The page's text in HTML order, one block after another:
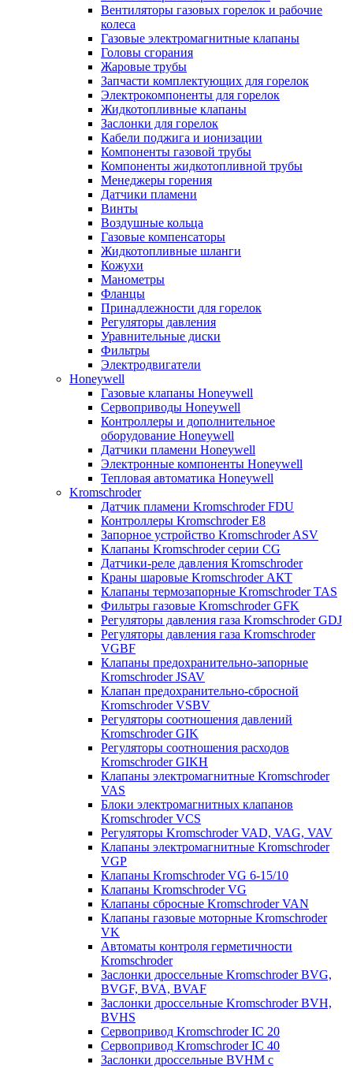
Вентиляторы газовых горелок и рабочие
колеса
Газовые электромагнитные клапаны
Головы сгорания
Жаровые трубы
Запчасти комплектующих для горелок
Электрокомпоненты для горелок
Жидкотопливные клапаны
Заслонки для горелок
Кабели поджига и ионизации
Компоненты газовой трубы
Компоненты жидкотопливной трубы
Менеджеры горения
Датчики пламени
Винты
Воздушные кольца
Газовые компенсаторы
Жидкотопливные шланги
Кожухи
Манометры
Фланцы
Принадлежности для горелок
Регуляторы давления
Уравнительные диски
Фильтры
Электродвигатели
Honeywell
Газовые клапаны Honeywell
Сервоприводы Honeywell
Контроллеры и дополнительное
оборудование Honeywell
Датчики пламени Honeywell
Электронные компоненты Honeywell
Тепловая автоматика Honeywell
Kromschroder
Датчик пламени Kromschroder FDU
Контроллеры Kromschroder E8
Запорное устройство Kromschroder ASV
Клапаны Kromschroder серии CG
Датчики-реле давления Kromschroder
Краны шаровые Kromschroder АКТ
Клапаны термозапорные Kromschroder TAS
Фильтры газовые Kromschroder GFK
Регуляторы давления газа Kromschroder GDJ
Регуляторы давления газа Kromschroder
VGBF
Клапаны предохранительно-запорные
Kromschroder JSAV
Клапан предохранительно-сбросной
Kromschroder VSBV
Регуляторы соотношения давлений
Kromschroder GIK
Регуляторы соотношения расходов
Kromschroder GIKH
Клапаны электромагнитные Kromschroder
VAS
Блоки электромагнитных клапанов
Kromschroder VCS
Регуляторы Kromschroder VAD, VAG, VAV
Клапаны электромагнитные Kromschroder
VGP
Клапаны Kromschroder VG 6-15/10
Клапаны Kromschroder VG
Клапаны сбросные Kromschroder VAN
Клапаны газовые моторные Kromschroder
VK
Автоматы контроля герметичности
Kromschroder
Заслонки дроссельные Kromschroder BVG,
BVGF, BVA, BVAF
Заслонки дроссельные Kromschroder BVH,
BVHS
Сервопривод Kromschroder IC 20
Сервопривод Kromschroder IC 40
Заслонки дроссельные BVHM с